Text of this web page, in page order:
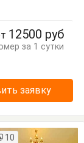
12500 руб
за 1 сутки
заявку
10